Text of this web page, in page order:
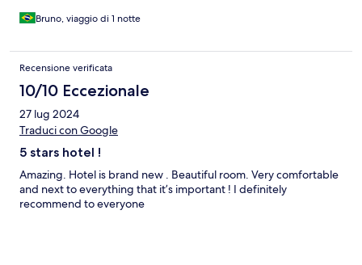
Bruno, viaggio di 1 notte
Recensione verificata
10/10 Eccezionale
27 lug 2024
Traduci con Google
5 stars hotel !
Amazing. Hotel is brand new . Beautiful room. Very comfortable
and next to everything that it’s important ! I definitely
recommend to everyone